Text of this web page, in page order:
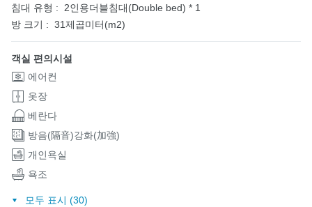
침대 유형 : 2인용더블침대(Double bed) * 1
방 크기 : 31제곱미터(m2)
객실 편의시설
에어컨
옷장
베란다
방음(隔音)강화(加強)
개인욕실
욕조
모두 표시 (30)